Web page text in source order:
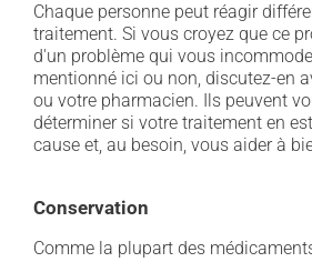
Chaque personne peut réagir
traitement. Si vous croyez que ce
d'un problème qui vous
mentionné ici ou non, discutez-en
ou votre pharmacien. Ils peuvent
déterminer si votre traitement en
cause et, au besoin, vous aider à
Conservation
Comme la plupart des